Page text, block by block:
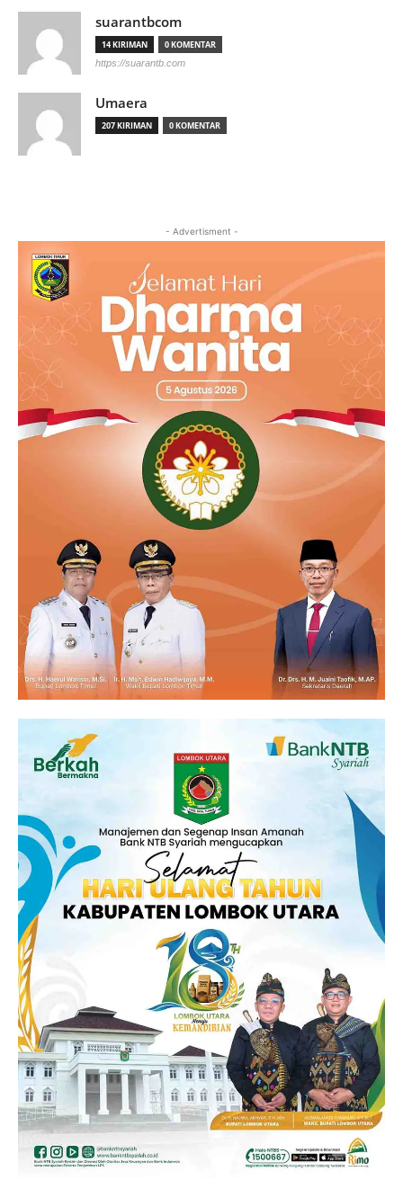
suarantbcom
14 KIRIMAN 0 KOMENTAR
https://suarantb.com
Umaera
207 KIRIMAN 0 KOMENTAR
- Advertisment -